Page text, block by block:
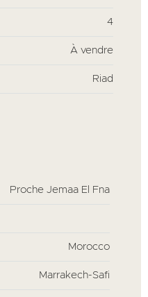
4
À vendre
Riad
Proche Jemaa El Fna
Morocco
Marrakech-Safi